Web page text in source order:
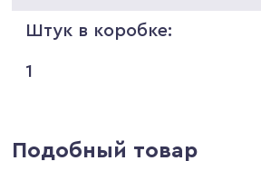
Штук в коробке:
1
Подобный товар